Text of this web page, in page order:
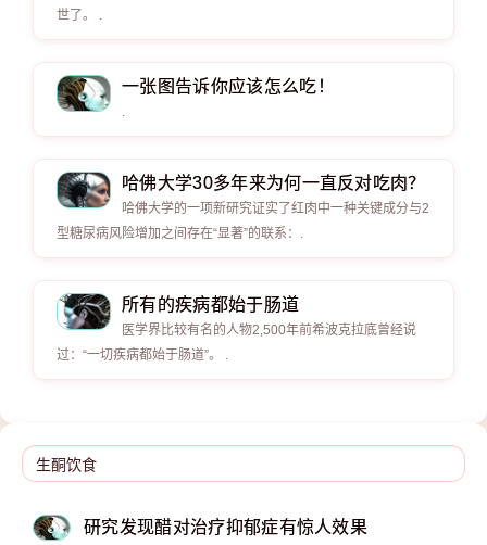
世了。 .
一张图告诉你应该怎么吃！
.
哈佛大学30多年来为何一直反对吃肉？
哈佛大学的一项新研究证实了红肉中一种关键成分与2
型糖尿病风险增加之间存在“显著”的联系：.
所有的疾病都始于肠道
医学界比较有名的人物2,500年前希波克拉底曾经说
过：“一切疾病都始于肠道”。 .
研究发现醋对治疗抑郁症有惊人效果